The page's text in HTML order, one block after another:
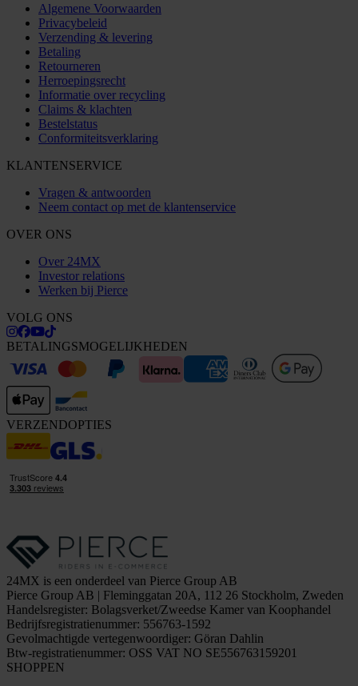
Algemene Voorwaarden
Privacybeleid
Verzending & levering
Betaling
Retourneren
Herroepingsrecht
Informatie over recycling
Claims & klachten
Bestelstatus
Conformiteitsverklaring
KLANTENSERVICE
Vragen & antwoorden
Neem contact op met de klantenservice
OVER ONS
Over 24MX
Investor relations
Werken bij Pierce
VOLG ONS
BETALINGSMOGELIJKHEDEN
VERZENDOPTIES
24MX is een onderdeel van Pierce Group AB
Pierce Group AB | Fleminggatan 20A, 112 26 Stockholm, Zweden
Handelsregister: Bolagsverket/Zweedse Kamer van Koophandel
Bedrijfsregistratienummer: 556763-1592
Gevolmachtigde vertegenwoordiger: Göran Dahlin
Btw-registratienummer: OSS VAT NO SE556763159201
SHOPPEN